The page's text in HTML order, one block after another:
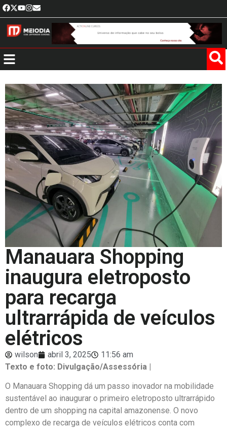
Manauara Shopping
inaugura eletroposto
para recarga
ultrarrápida de veículos
elétricos
wilson abril 3, 2025
11:56 am
Texto e foto: Divulgação/Assessória |
O Manauara Shopping dá um passo inovador na mobilidade
sustentável ao inaugurar o primeiro eletroposto ultrarrápido
dentro de um shopping na capital amazonense. O novo
complexo de recarga de veículos elétricos conta com